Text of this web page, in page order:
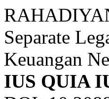
Separate
Keuangan
IUS QUIA